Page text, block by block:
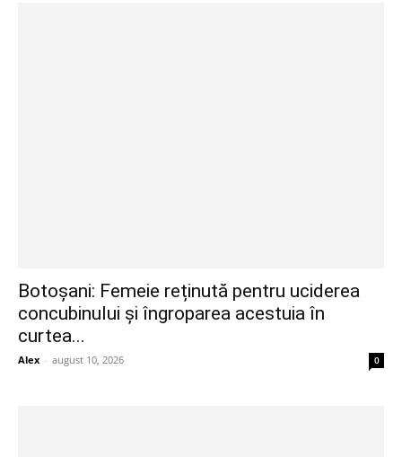
Botoșani: Femeie reținută pentru uciderea
concubinului și îngroparea acestuia în
curtea...
Alex - august 10, 2026 0